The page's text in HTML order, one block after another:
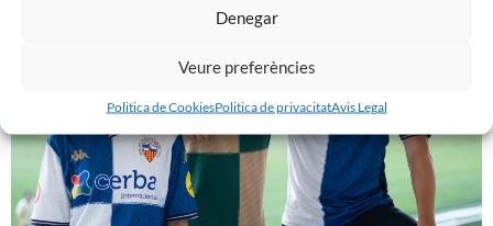
Denegar
Veure preferències
Politica de CookiesPolitica de privacitatAvis Legal
𝑽𝒆𝒏𝒊𝒎 𝒅’𝒖𝒏𝒂 𝒈𝒓𝒂𝒏 𝒃𝒂𝒕𝒂𝒍𝒍𝒂…𝒊 𝒂𝒏𝒆𝒎 𝒂 𝒑𝒆𝒓 𝒍𝒂 𝒔𝒆𝒈𝒖̈𝒆𝒏𝒕